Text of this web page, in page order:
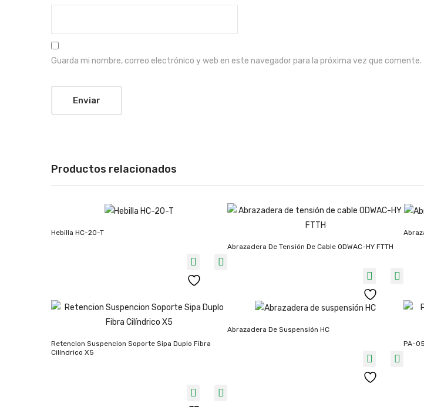
Guarda mi nombre, correo electrónico y web en este navegador para la próxima vez que comente.
Productos relacionados
Hebilla HC-20-T
Abrazadera De Tensión De Cable ODWAC-HY FTTH
Retencion Suspencion Soporte Sipa Duplo Fibra
Cilíndrico X5
Abrazadera De Suspensión HC
PA-